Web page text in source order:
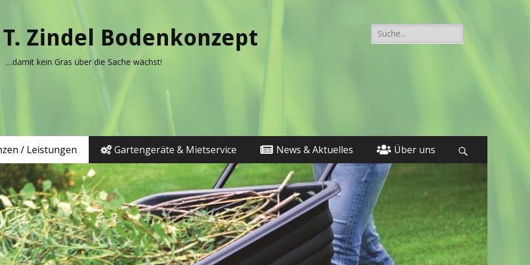
T. Zindel Bodenkonzept
…damit kein Gras über die Sache wächst!
Suche
nach:
/ Leistungen Gartengeräte & Mietservice News & Aktuelles Über uns